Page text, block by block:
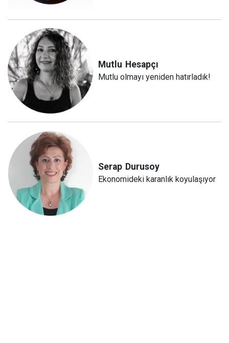
Mutlu Hesapçı
Mutlu olmayı yeniden hatırladık!
Serap Durusoy
Ekonomideki karanlık koyulaşıyor